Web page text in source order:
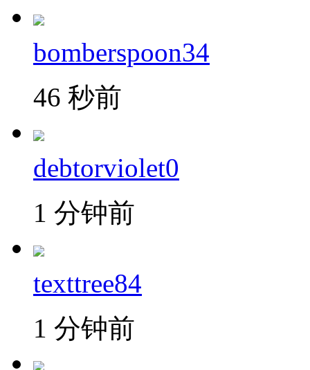
bomberspoon34
46 秒前
debtorviolet0
1 分钟前
texttree84
1 分钟前